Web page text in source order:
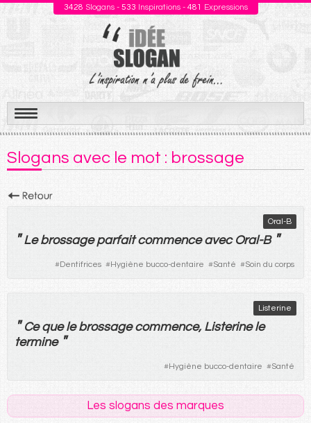
3428 Slogans - 533 Inspirations - 481 Expressions
Aller
au
contenu
Slogans avec le mot : brossage
Oral-B
" Le brossage parfait commenceavec Oral-B "
#Dentifrices #Hygiène bucco-dentaire #Santé #Soin du corps
Listerine
" Ce que le brossage commence, Listerinele
termine "
#Hygiène bucco-dentaire #Santé
Les slogans des marques